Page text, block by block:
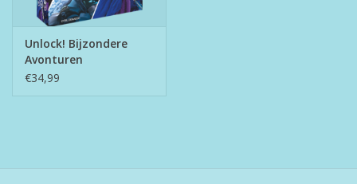
Unlock! Bijzondere
Avonturen
€34,99